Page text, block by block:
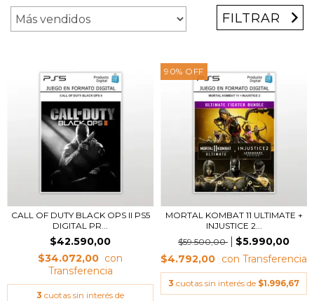
FILTRAR
CALL OF DUTY BLACK OPS II PS5
DIGITAL PR...
$42.590,00
$34.072,00
3 cuotas sin interés de
90% OFF
MORTAL KOMBAT 11 ULTIMATE +
INJUSTICE 2...
$59.500,00
$5.990,00
$4.792,00
3 cuotas sin interés de $1.996,67